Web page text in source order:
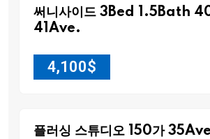
써니사이드 3Bed 1.5Bath
41Ave.
4,100$
플러싱 스튜디오 150가